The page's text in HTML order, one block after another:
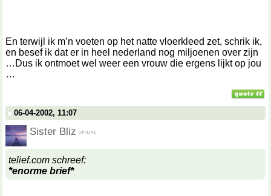
En terwijl ik m’n voeten op het natte vloerkleed zet, schrik ik,
en besef ik dat er in heel nederland nog miljoenen over zijn
Dus ik ontmoet wel weer een vrouw die ergens lijkt op jou
06-04-2002, 11:07
Sister Bliz
telief.com schreef:
*enorme brief*